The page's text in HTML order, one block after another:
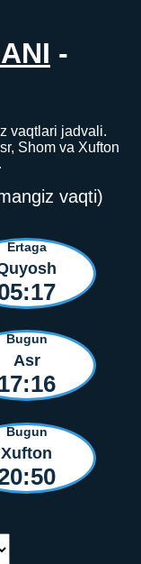
-
vaqtlari jadvali.
Shom va Xufton
vaqti)
Ertaga
Bugun
Asr
Bugun
Xufton